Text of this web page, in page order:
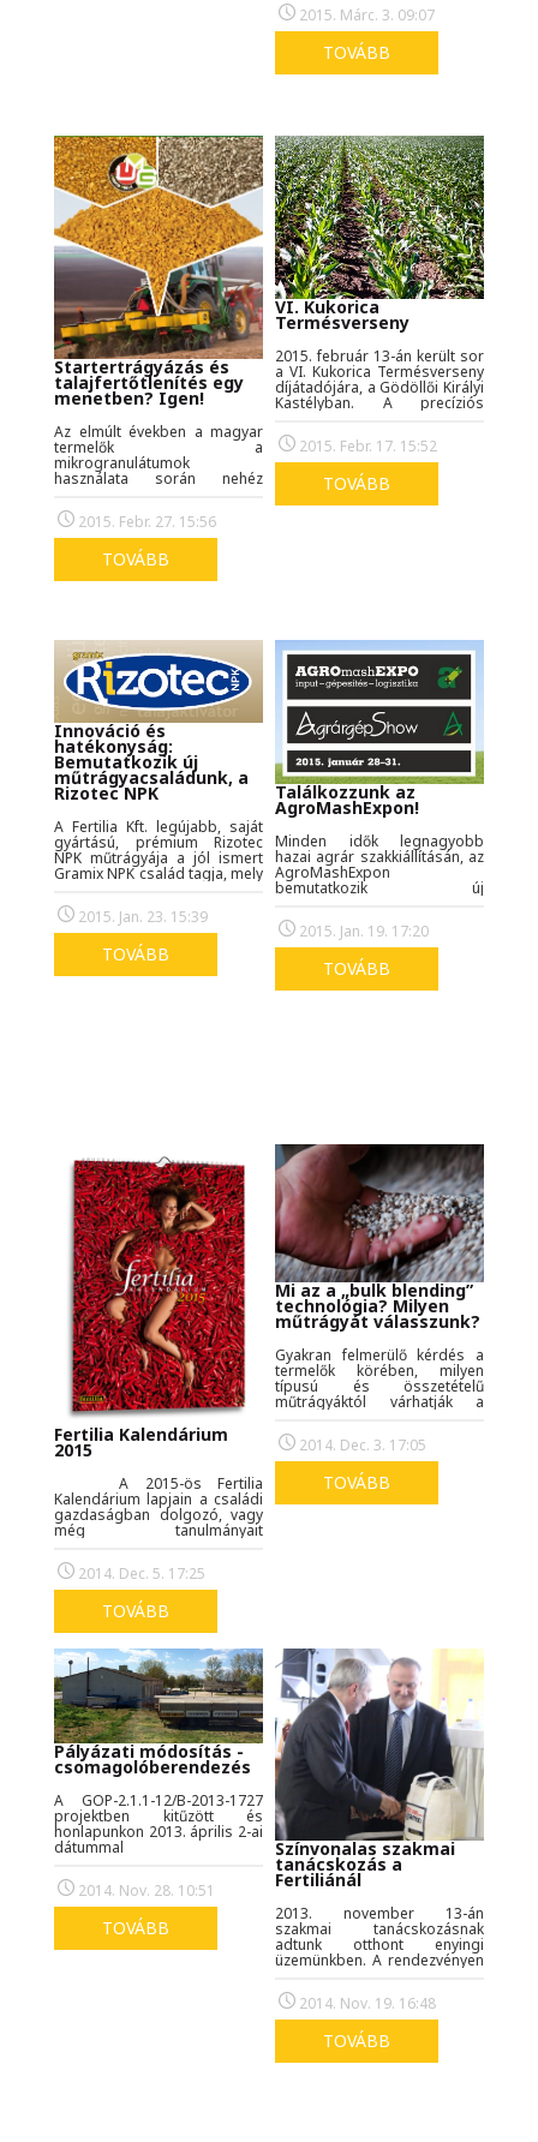
megalapozza a vegetációs
stabilitást, ami később kihat a
terméshozamra is.
2015. Márc. 3. 09:07
TOVÁBB
Startertrágyázás és
talajfertőtlenítés egy
menetben? Igen!
Az elmúlt években a magyar
termelők a
mikrogranulátumok
használata során nehéz
kellett, hogy a tavaszi kultúrák
kezdeti fejlődését segítő,
dinamikus kelést,
gyökérképződést biztosító
mikrogranulált startert
juttatják ki, vagy a napjainkban
nyújtunk megoldást új
szolgáltatásunkkal!
2015. Febr. 27. 15:56
TOVÁBB
VI. Kukorica
Termésverseny
2015. február 13-án került sor
a VI. Kukorica Termésverseny
díjátadójára, a Gödöllői Királyi
Kastélyban. A precíziós
talajművelésről, és
kukoricatermesztési
világrekordokról tartott
színvonalas előadások után a
verseny értékelése, majd a
díjak átadása következett.
2015. Febr. 17. 15:52
TOVÁBB
Innováció és
hatékonyság:
Bemutatkozik új
műtrágyacsaládunk, a
Rizotec NPK
A Fertilia Kft. legújabb, saját
gyártású, prémium Rizotec
NPK műtrágyája a jól ismert
Gramix NPK család tagja, mely
környezetkímélő
növénytáplálást alapozza
meg!
2015. Jan. 23. 15:39
TOVÁBB
Találkozzunk az
AgroMashExpon!
Minden idők legnagyobb
hazai agrár szakkiállításán, az
AgroMashExpon
bemutatkozik új
NPK. Érdemes lesz kilátogatni,
vásári kedvezményekkel,
tápanyag-gazdálkodási
tanácsadással is várjuk Önt a
2015. Jan. 19. 17:20
TOVÁBB
Fertilia Kalendárium
2015
A 2015-ös Fertilia
Kalendárium lapjain a családi
gazdaságban dolgozó, vagy
még tanulmányait
láthatóak, akiket saját
közegükben,
agrárkörnyezetben fotóztunk,
hol traktoron, hol
kukoricaföldön, hol a
fűszerpaprika tengerében. Az
ország minden tájáról
bemutatkoznak a zöldség- és
növénytermesztéssel,
állattartással, borászattal
foglalkozó ifjú gazdák,
agrárszakemberek.
2014. Dec. 5. 17:25
TOVÁBB
Mi az a „bulk blending”
technológia? Milyen
műtrágyát válasszunk?
Gyakran felmerülő kérdés a
termelők körében, milyen
típusú és összetételű
műtrágyáktól várhatják a
eredményességet? Sokan a
kevert műtrágyákat és a „bulk
blending” technológiával
készült műtrágyákat egynek
2014. Dec. 3. 17:05
TOVÁBB
Pályázati módosítás -
csomagolóberendezés
A GOP-2.1.1-12/B-2013-1727
projektben kitűzött és
honlapunkon 2013. április 2-ai
dátummal
fejlesztési elképzeléseink a
gazdasági körülmények
változása, és a piaci igények
módosulása miatt részben
okafogyottá váltak, ill.
módosultak, ezért kértük a
2014. Nov. 28. 10:51
TOVÁBB
Színvonalas szakmai
tanácskozás a
Fertiliánál
2013. november 13-án
szakmai tanácskozásnak
adtunk otthont enyingi
üzemünkben. A rendezvényen
aktuális, friss és hasznos
mezőgazdasági
információkról is szó
esett, majd ünnepélyes
díjátadó, és gyárlátogatás
zárta a programot.
2014. Nov. 19. 16:48
TOVÁBB